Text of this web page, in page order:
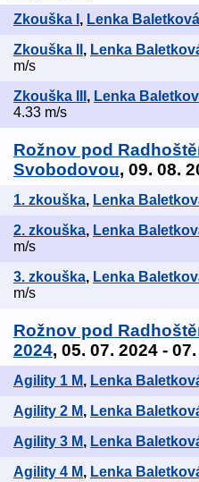
Zkouška I , Lenka Baletková
Zkouška II , Lenka
m/s
Zkouška III , Lenka
4.33 m/s
Rožnov pod
Svobodovou, 09. 08.
1. zkouška, Lenka
2. zkouška, Lenka
m/s
3. zkouška, Lenka
m/s
Rožnov pod
2024, 05. 07. 2024 -
Agility 1 M, Lenka
Agility 2 M, Lenka
Agility 3 M, Lenka
Agility 4 M, Lenka